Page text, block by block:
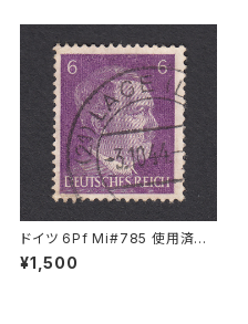
ドイツ 6Pf Mi#785 使用済み
切手｜LAGE 3.10.1944
¥1,500